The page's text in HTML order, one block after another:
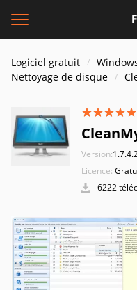
Logiciel gratuit
Nettoyage de disque
Version:
Licence:
6222